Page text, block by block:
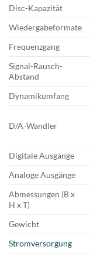
Disc-Kapazität
Wiedergabeformate
Frequenzgang
Signal-Rausch-
Abstand
Dynamikumfang
D/A-Wandler
Digitale Ausgänge
Analoge Ausgänge
Abmessungen (B x
H x T)
Gewicht
Stromversorgung